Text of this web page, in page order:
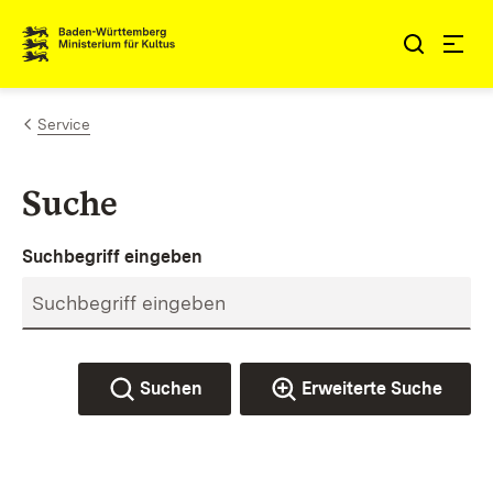
Zum Inhalt springen
Link zur Startseite
Service
Suche
Suchbegriff eingeben
Suchen Erweiterte Suche